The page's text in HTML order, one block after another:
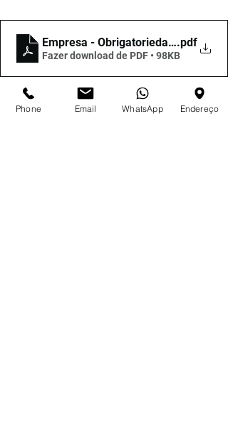
Empresa - Obrigatoriedade Inscrição
.pdf
Fazer download de PDF • 98KB
Phone Email WhatsApp Endereço